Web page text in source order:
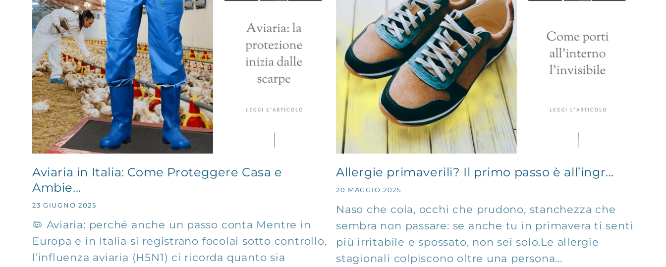
Aviaria in Italia: Come Proteggere Casa e
Ambie...
23 GIUGNO 2025
🦠 Aviaria: perché anche un passo conta Mentre in
Europa e in Italia si registrano focolai sotto controllo,
l’influenza aviaria (H5N1) ci ricorda quanto sia
Allergie primaverili? Il primo passo è all’ingr...
20 MAGGIO 2025
Naso che cola, occhi che prudono, stanchezza che
sembra non passare: se anche tu in primavera ti senti
più irritabile e spossato, non sei solo.Le allergie
stagionali colpiscono oltre una persona...